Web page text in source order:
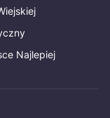
Najlepiej